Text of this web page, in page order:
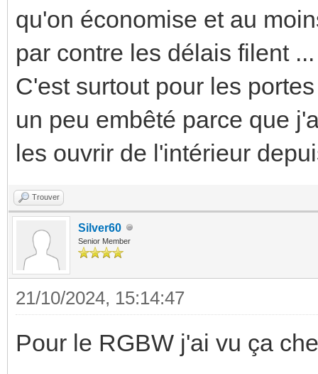
qu'on économise et au
par contre les délais filent
C'est surtout pour les
un peu embêté parce que
les ouvrir de l'intérieur
Trouver
Silver60
Senior Member
21/10/2024, 15:14:47
Pour le RGBW j'ai vu ça